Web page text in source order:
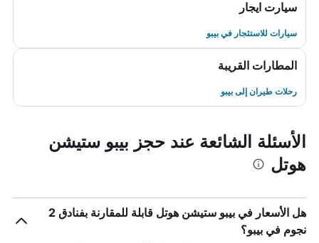
سيارت ايجار
سيارات للاستئجار في بيبو
المطارات القريبة
رحلات طيران إلى بيبو
الأسئلة الشائعة عند حجز بيبو ستيشن
هوتل
هل الأسعار في بيبو ستيشن هوتل قابلة للمقارنة بفنادق 2
نجوم في بيبو؟